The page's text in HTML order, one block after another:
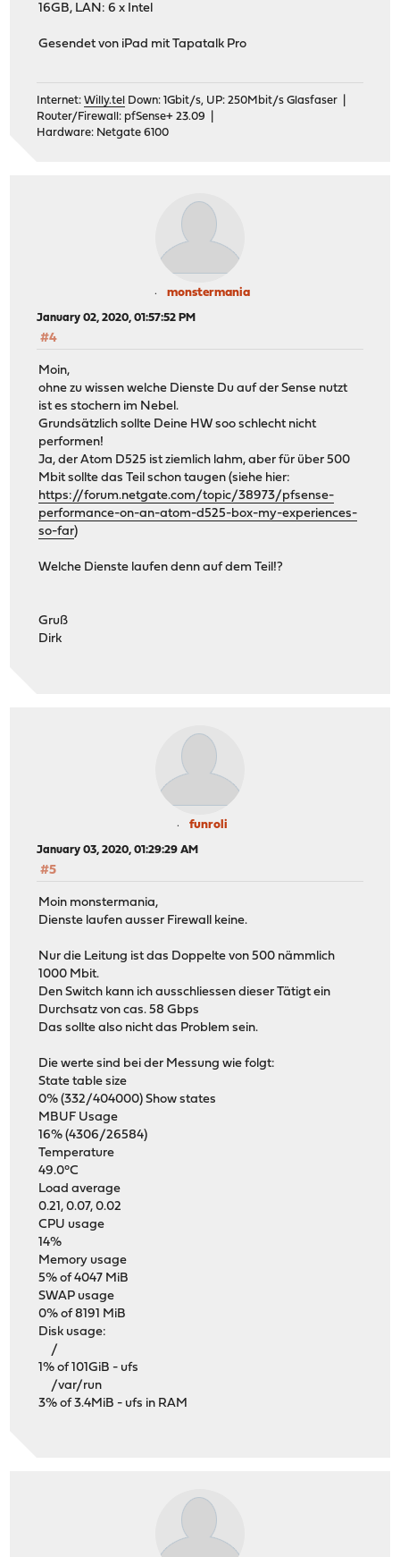
16GB, LAN: 6 x Intel
Gesendet von iPad mit Tapatalk Pro
Internet:Willy.tel
Down: 1Gbit/s, UP: 250Mbit/s Glasfaser |
Router/Firewall: pfSense+ 23.09 |
Hardware: Netgate 6100
monstermania
January 02, 2020, 01:57:52 PM
#4
Moin,
ohne zu wissen welche Dienste Du auf der Sense nutzt
ist es stochern im Nebel.
Grundsätzlich sollte Deine HW soo schlecht nicht
performen!
Ja, der Atom D525 ist ziemlich lahm, aber für über 500
Mbit sollte das Teil schon taugen (siehe hier:
https://forum.netgate.com/topic/38973/pfsense-
performance-on-an-atom-d525-box-my-experiences-
so-far)
Welche Dienste laufen denn auf dem Teil!?
Gruß
Dirk
funroli
January 03, 2020, 01:29:29 AM
#5
Moin monstermania,
Dienste laufen ausser Firewall keine.
Nur die Leitung ist das Doppelte von 500 nämmlich
1000 Mbit.
Den Switch kann ich ausschliessen dieser Tätigt ein
Durchsatz von cas. 58 Gbps
Das sollte also nicht das Problem sein.
Die werte sind bei der Messung wie folgt:
State table size
0% (332/404000) Show states
MBUF Usage
16% (4306/26584)
Temperature
49.0°C
Load average
0.21, 0.07, 0.02
CPU usage
14%
Memory usage
5% of 4047 MiB
SWAP usage
0% of 8191 MiB
Disk usage:
/
1% of 101GiB - ufs
/var/run
3% of 3.4MiB - ufs in RAM